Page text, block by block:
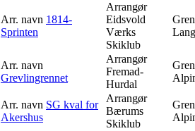
Arr. navn 1814-
Sprinten
Arrangør
Eidsvold
Værks
Skiklub
Gren
Arr. navn
Grevlingrennet
Arrangør
Fremad-
Hurdal
Gren
Arr. navn SG kval for
Akershus
Arrangør
Bærums
Skiklub
Gren